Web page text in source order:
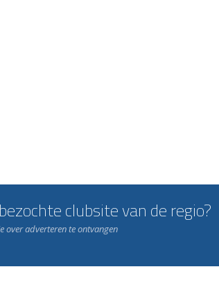
clubsite van de regio?
over adverteren te ontvangen